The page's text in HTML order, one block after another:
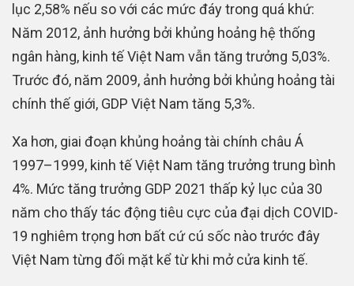
lục 2,58% nếu so với các mức đáy trong quá khứ:
Năm 2012, ảnh hưởng bởi khủng hoảng hệ thống
ngân hàng, kinh tế Việt Nam vẫn tăng trưởng 5,03%.
Trước đó, năm 2009, ảnh hưởng bởi khủng hoảng tài
chính thế giới, GDP Việt Nam tăng 5,3%.
Xa hơn, giai đoạn khủng hoảng tài chính châu Á
1997–1999, kinh tế Việt Nam tăng trưởng trung bình
4%. Mức tăng trưởng GDP 2021 thấp kỷ lục của 30
năm cho thấy tác động tiêu cực của đại dịch COVID-
19 nghiêm trọng hơn bất cứ cú sốc nào trước đây
Việt Nam từng đối mặt kể từ khi mở cửa kinh tế.